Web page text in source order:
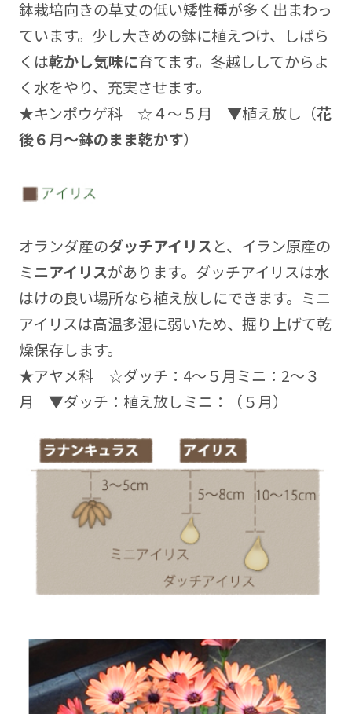
鉢栽培向きの草丈の低い矮性種が多く出まわっ
ています。少し大きめの鉢に植えつけ、しばら
くは乾かし気味に育てます。冬越ししてからよ
く水をやり、充実させます。
★キンポウゲ科 ☆４～５月 ▼植え放し（花
後６月～鉢のまま乾かす）
オランダ産のダッチアイリスと、イラン原産の
ミニアイリスがあります。ダッチアイリスは水
はけの良い場所なら植え放しにできます。ミニ
アイリスは高温多湿に弱いため、掘り上げて乾
燥保存します。
★アヤメ科 ☆ダッチ：4～５月ミニ：2～３
月 ▼ダッチ：植え放しミニ：（５月）